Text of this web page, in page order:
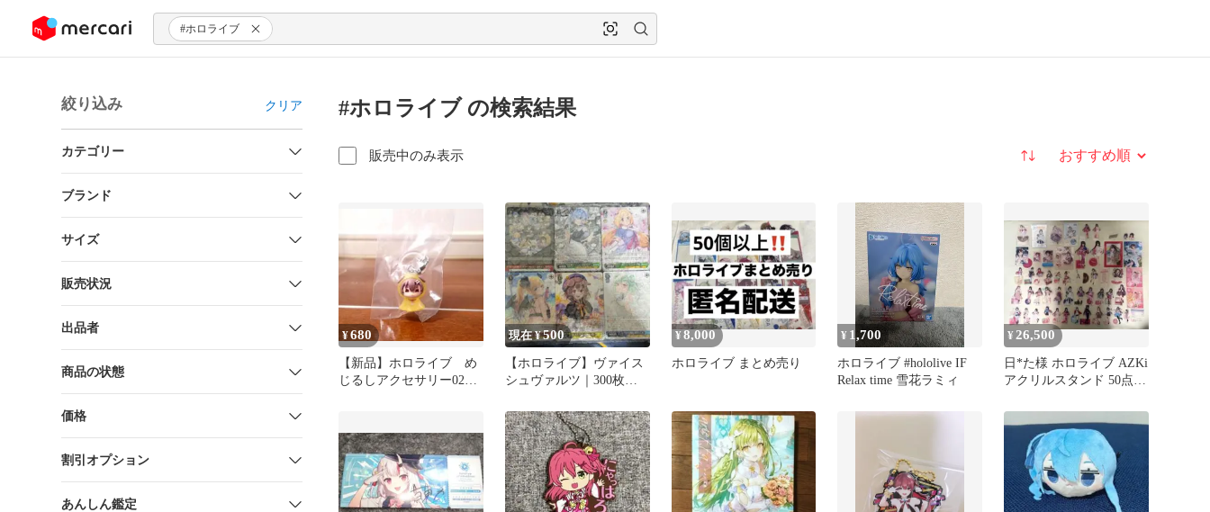
ツにスキップ #ホロライブ
絞り込み クリア
カテゴリー
ブランド
サイズ
販売状況
出品者
商品の状態
価格
割引オプション
あんしん鑑定
#ホロライブ の検索結果
販売中のみ表示 並び替え
¥680
【新品】ホロライブ め
じるしアクセサリー02
現在 ¥500
【ホロライブ】ヴァイス
シュヴァルツ｜300枚セ
¥8,000
ホロライブ まとめ売り
¥ 1,700
ホロライブ #hololive IF
Relax time 雪花ラミィ
¥ 26,500
日*た様 ホロライブ AZKi
アクリルスタンド 50点ま